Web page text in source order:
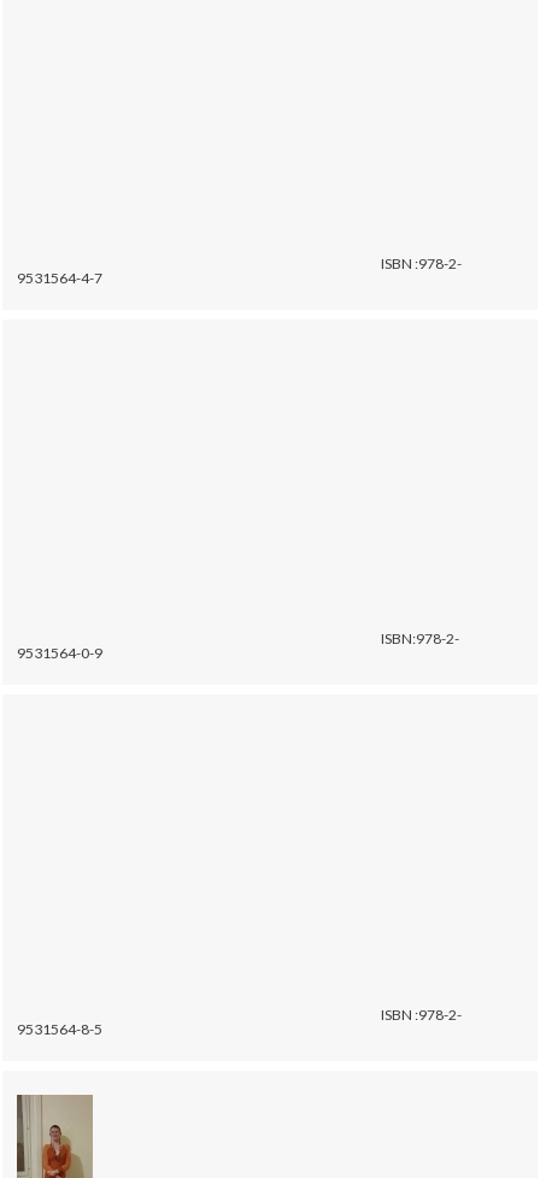
ISBN :978-2-
9531564-4-7
ISBN:978-2-
9531564-0-9
ISBN :978-2-
9531564-8-5